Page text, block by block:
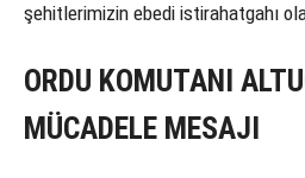
şehitlerimizin ebedi istirahatgahı
ORDU KOMUTANI
MÜCADELE MESAJI